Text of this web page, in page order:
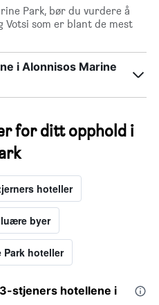
Park, bør du vurdere å
Votsi som er blant de mest
i Alonnisos Marine
for ditt opphold i
hoteller
byer
hoteller
stjeners hotellene i